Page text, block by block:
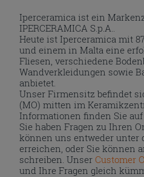
Iperceramica ist ein
IPERCERAMICA S.p.A..
Heute ist Iperceramica mit
und einem in Malta eine
Fliesen, verschiedene
Wandverkleidungen sowie
anbietet.
Unser Firmensitz befindet
(MO) mitten im
Informationen finden Sie auf
Sie haben Fragen zu Ihren
können uns entweder unter
erreichen, oder Sie können
schreiben. UnserCustomer
und Ihre Fragen gleich